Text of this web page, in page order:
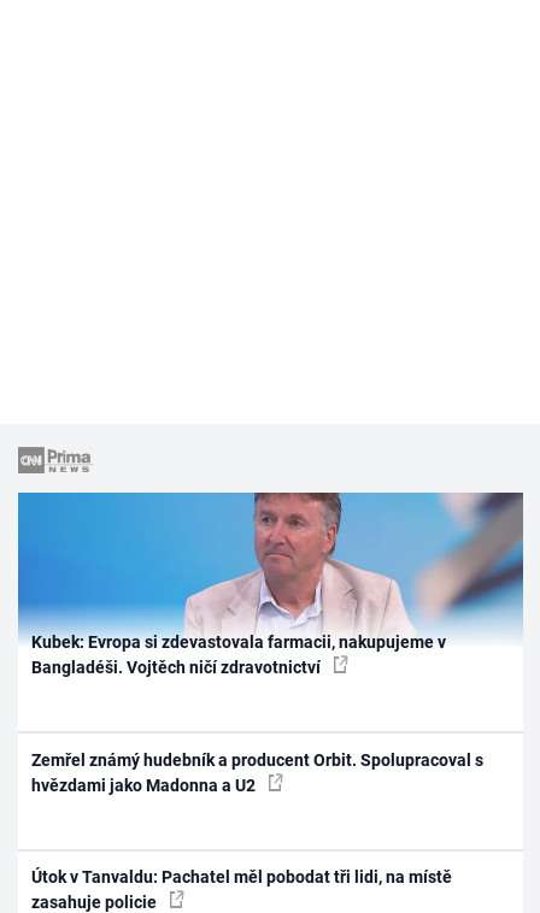
Kubek: Evropa si zdevastovala farmacii, nakupujeme v
Bangladéši. Vojtěch ničí zdravotnictví
Zemřel známý hudebník a producent Orbit. Spolupracoval s
hvězdami jako Madonna a U2
Útok v Tanvaldu: Pachatel měl pobodat tři lidi, na místě
zasahuje policie